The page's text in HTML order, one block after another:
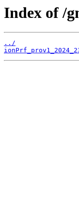
Index of /
../